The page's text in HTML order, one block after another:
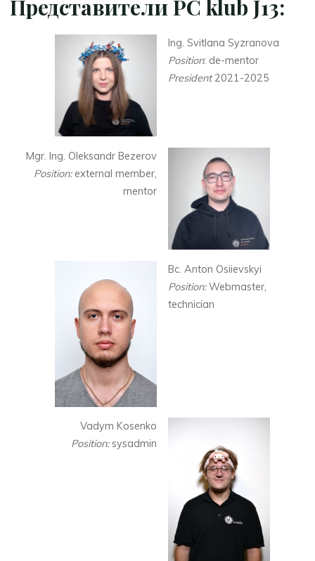
Представители PC klub J13:
Ing. Svitlana Syzranova
Position: de-mentor
President2021-2025
Mgr. Ing. Oleksandr Bezerov
Position: external member,
mentor
Bc. Anton Osiievskyi
Position:Webmaster,
technician
Vadym Kosenko
Position:sysadmin